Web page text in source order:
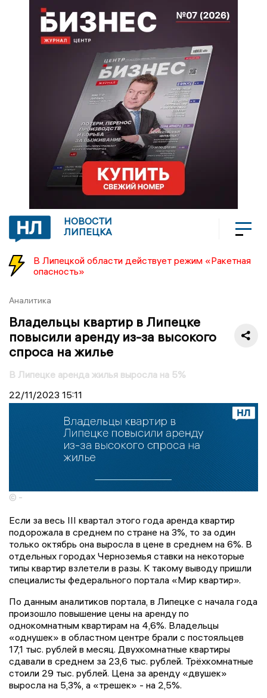
НОВОСТИ
ЛИПЕЦКА
В Липецкой области действует режим «Ракетная
опасность»
Аналитика
Владельцы квартир в Липецке
повысили аренду из-за высокого
спроса на жилье
В Липецке аренда жилья выросла на 5%
22/11/2023 15:11
© -
Если за весь III квартал этого года аренда квартир
подорожала в среднем по стране на 3%, то за один
только октябрь она выросла в цене в среднем на 6%. В
отдельных городах Черноземья ставки на некоторые
типы квартир взлетели в разы. К такому выводу пришли
специалисты федерального портала «Мир квартир».
По данным аналитиков портала, в Липецке с начала года
произошло повышение цены на аренду по
однокомнатным квартирам на 4,6%. Владельцы
«однушек» в областном центре брали с постояльцев
17,1 тыс. рублей в месяц. Двухкомнатные квартиры
сдавали в среднем за 23,6 тыс. рублей. Трёхкомнатные
стоили 29 тыс. рублей. Цена за аренду «двушек»
выросла на 5,3%, а «трешек» - на 2,5%.